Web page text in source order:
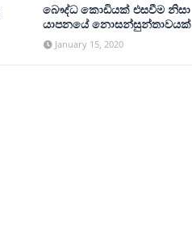
බෞද්ධ කොඩියක් එසවීම නිසා
යාපනයේ නොසන්සුන්තාවයක්
January 15, 2020